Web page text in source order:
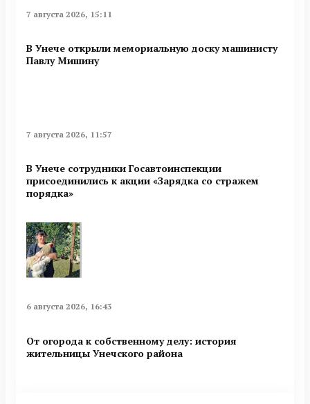
7 августа 2026, 15:11
В Унече открыли мемориальную доску машинисту
Павлу Мишину
7 августа 2026, 11:57
В Унече сотрудники Госавтоинспекции
присоединились к акции «Зарядка со стражем
порядка»
6 августа 2026, 16:43
От огорода к собственному делу: история
жительницы Унечского района